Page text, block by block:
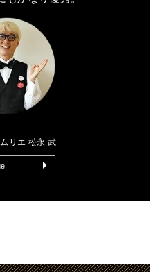
リエ 松永 武